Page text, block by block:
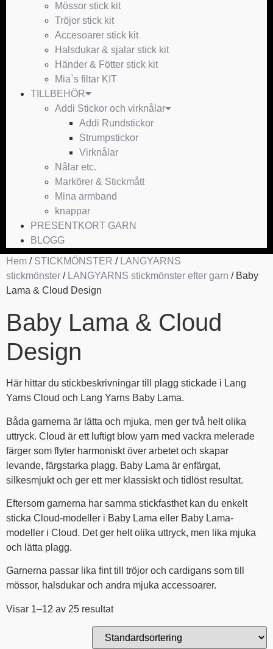
Mössor stick kit
Tröjor stick kit
Accesoarer stick kit
Halsdukar & sjalar stick kit
Händer & Fötter stick kit
Mia`s filtar KIT
TILLBEHÖR
Addi Stickor och virknålar
Addi Rundstickor
Strumpstickor
Virknålar
Nålar etc.
Markörer & Stickmått
Mina armband
knappar
PRESENTKORT GARN
BLOGG
Hem / STICKMÖNSTER / LANGYARNS
stickmönster / LANGYARNS stickmönster efter garn / Baby
Lama & Cloud Design
Baby Lama & Cloud
Design
Här hittar du stickbeskrivningar till plagg stickade i Lang
Yarns Cloud och Lang Yarns Baby Lama.
Båda garnerna är lätta och mjuka, men ger två helt olika
uttryck. Cloud är ett luftigt blow yarn med vackra melerade
färger som flyter harmoniskt över arbetet och skapar
levande, färgstarka plagg. Baby Lama är enfärgat,
silkesmjukt och ger ett mer klassiskt och tidlöst resultat.
Eftersom garnerna har samma stickfasthet kan du enkelt
sticka Cloud-modeller i Baby Lama eller Baby Lama-
modeller i Cloud. Det ger helt olika uttryck, men lika mjuka
och lätta plagg.
Garnerna passar lika fint till tröjor och cardigans som till
mössor, halsdukar och andra mjuka accessoarer.
Visar 1–12 av 25 resultat